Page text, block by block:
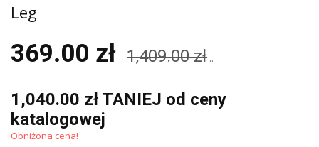
Leg
369.00 zł 1,409.00 zł ..
1,040.00 zł TANIEJ od ceny
katalogowej
Obniżona cena!